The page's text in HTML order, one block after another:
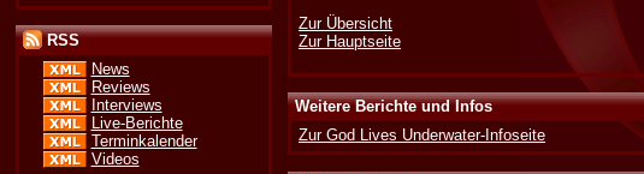
RSS
News
Reviews
Interviews
Live-Berichte
Terminkalender
Videos
Zur Übersicht
Zur Hauptseite
Weitere Berichte und Infos
Zur God Lives Underwater-Infoseite